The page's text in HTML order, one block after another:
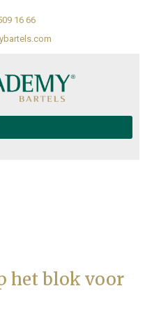
16 66
het blok voor